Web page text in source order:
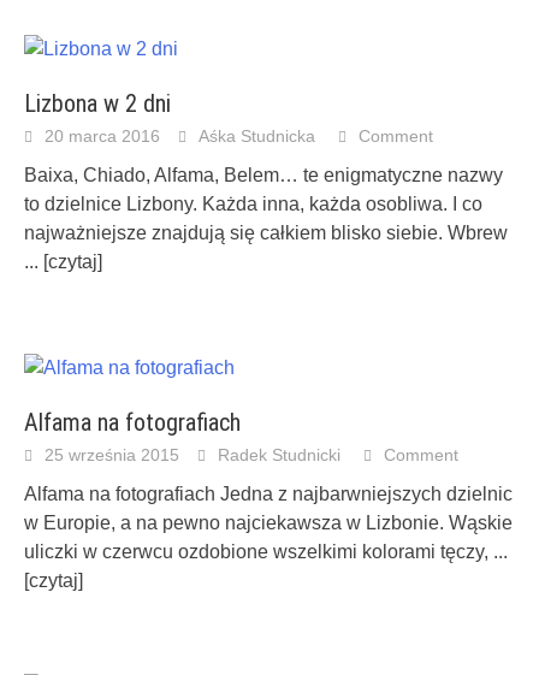
Lizbona w 2 dni
20 marca 2016 Aśka Studnicka Comment
Baixa, Chiado, Alfama, Belem… te enigmatyczne nazwy
to dzielnice Lizbony. Każda inna, każda osobliwa. I co
najważniejsze znajdują się całkiem blisko siebie. Wbrew
... [czytaj]
Alfama na fotografiach
25 września 2015 Radek Studnicki Comment
Alfama na fotografiach Jedna z najbarwniejszych dzielnic
w Europie, a na pewno najciekawsza w Lizbonie. Wąskie
uliczki w czerwcu ozdobione wszelkimi kolorami tęczy, ...
[czytaj]